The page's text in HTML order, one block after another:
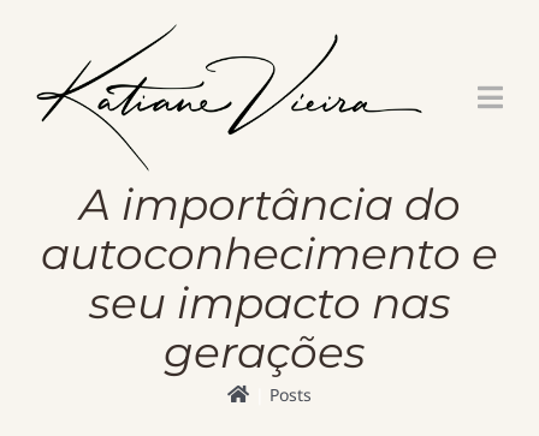
A importância do
autoconhecimento e
seu impacto nas
gerações
Posts